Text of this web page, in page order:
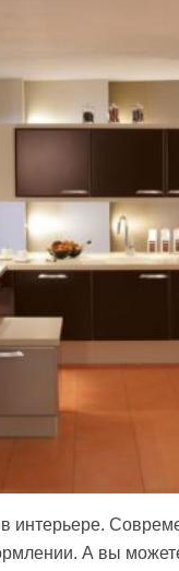
интерьере.
А вы